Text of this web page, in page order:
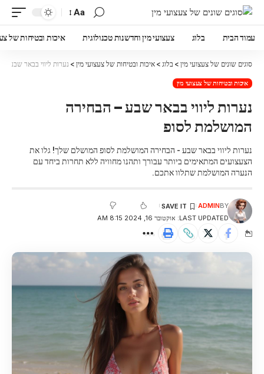
Aa
עמוד הבית בלוג צעצועי מין וחדשנות טכנולוגית איכות ובטיחות של
סוגים שונים של צעצועי מין > בלוג > איכות ובטיחות של צעצועי מין > נערות ליווי בבאר שבע
איכות ובטיחות של צעצועי מין
נערות ליווי בבאר שבע – הבחירה
המושלמת לסופ
נערות ליווי בבאר שבע - הבחירה המושלמת לסופ המושלם שלך! גלו את
הצעצועים המתאימים ביותר עבורך ותהנו מחוויה ללא תחרות ביחד עם
הנערה המושלמת שתלוו אתכם.
LAST UPDATED: אוקטובר 16, 2024 8:15 AM
BY
ADMIN